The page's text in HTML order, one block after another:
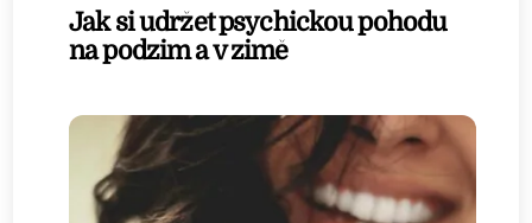
Jak si udržet psychickou pohodu
na podzim a v zimě